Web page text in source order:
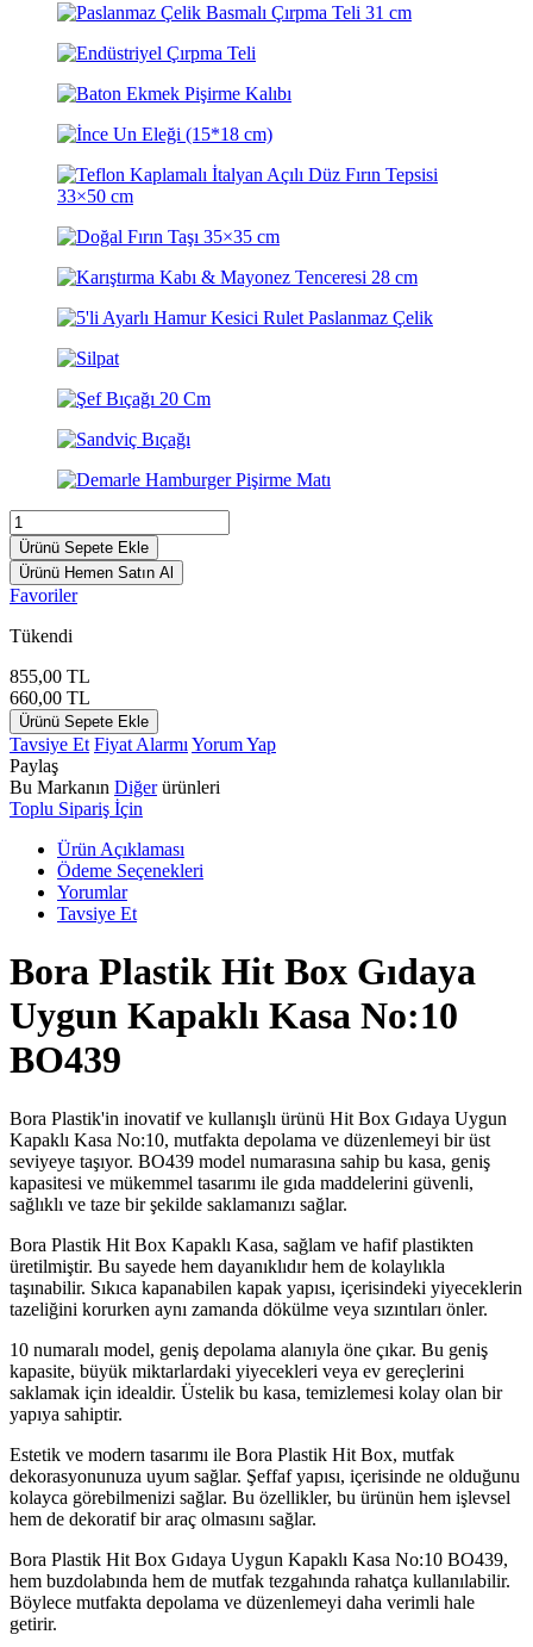
Ürünü Sepete Ekle
Ürünü Hemen Satın Al
Favoriler
Tükendi
855,00 TL
660,00 TL
Ürünü Sepete Ekle
Tavsiye Et Fiyat Alarmı Yorum Yap
Paylaş
Bu Markanın Diğerürünleri
Toplu Sipariş İçin
Ürün Açıklaması
Ödeme Seçenekleri
Yorumlar
Tavsiye Et
Bora Plastik Hit Box Gıdaya
Uygun Kapaklı Kasa No:10
BO439
Bora Plastik'in inovatif ve kullanışlı ürünü Hit Box Gıdaya Uygun
Kapaklı Kasa No:10, mutfakta depolama ve düzenlemeyi bir üst
seviyeye taşıyor. BO439 model numarasına sahip bu kasa, geniş
kapasitesi ve mükemmel tasarımı ile gıda maddelerini güvenli,
sağlıklı ve taze bir şekilde saklamanızı sağlar.
Bora Plastik Hit Box Kapaklı Kasa, sağlam ve hafif plastikten
üretilmiştir. Bu sayede hem dayanıklıdır hem de kolaylıkla
taşınabilir. Sıkıca kapanabilen kapak yapısı, içerisindeki yiyeceklerin
tazeliğini korurken aynı zamanda dökülme veya sızıntıları önler.
10 numaralı model, geniş depolama alanıyla öne çıkar. Bu geniş
kapasite, büyük miktarlardaki yiyecekleri veya ev gereçlerini
saklamak için idealdir. Üstelik bu kasa, temizlemesi kolay olan bir
yapıya sahiptir.
Estetik ve modern tasarımı ile Bora Plastik Hit Box, mutfak
dekorasyonunuza uyum sağlar. Şeffaf yapısı, içerisinde ne olduğunu
kolayca görebilmenizi sağlar. Bu özellikler, bu ürünün hem işlevsel
hem de dekoratif bir araç olmasını sağlar.
Bora Plastik Hit Box Gıdaya Uygun Kapaklı Kasa No:10 BO439,
hem buzdolabında hem de mutfak tezgahında rahatça kullanılabilir.
Böylece mutfakta depolama ve düzenlemeyi daha verimli hale
getirir.